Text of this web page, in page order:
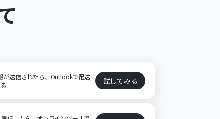
が送信されたら、Outlookで配送
試してみる